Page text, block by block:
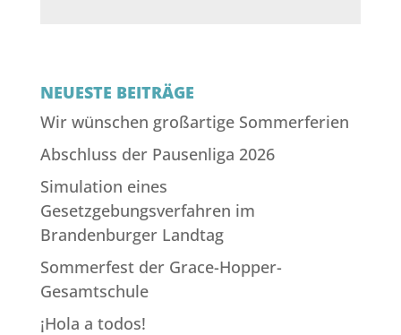
NEUESTE BEITRÄGE
Wir wünschen großartige Sommerferien
Abschluss der Pausenliga 2026
Simulation eines
Gesetzgebungsverfahren im
Brandenburger Landtag
Sommerfest der Grace-Hopper-
Gesamtschule
¡Hola a todos!